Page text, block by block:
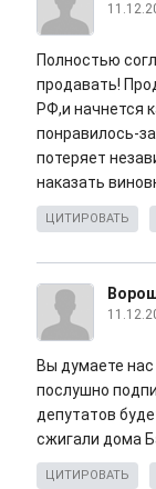
Полностью
продавать!
РФ,и начнется
понравилось-
потеряет
наказать
ЦИТИРОВАТЬ
Вы думаете
послушно
депутатов
сжигали дома
ЦИТИРОВАТЬ